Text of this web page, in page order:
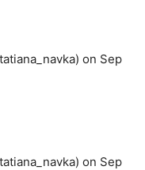
on Sep
on Sep